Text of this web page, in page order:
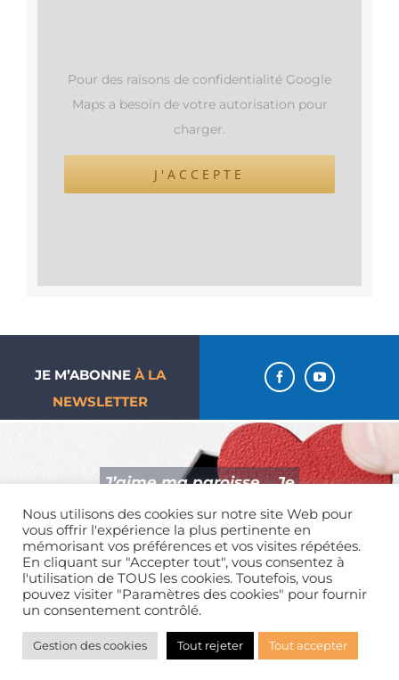
Pour des raisons de confidentialité Google
Maps a besoin de votre autorisation pour
charger.
J'ACCEPTE
JE M’ABONNE À LA
NEWSLETTER
J’aime ma paroisse… Je
donne !
Mentions légales| Tous droits réservés | 01 39 65 01 82
Nous utilisons des cookies sur notre site Web pour
vous offrir l'expérience la plus pertinente en
mémorisant vos préférences et vos visites répétées.
En cliquant sur "Accepter tout", vous consentez à
l'utilisation de TOUS les cookies. Toutefois, vous
pouvez visiter "Paramètres des cookies" pour fournir
un consentement contrôlé.
Gestion des cookies Tout rejeter Tout accepter